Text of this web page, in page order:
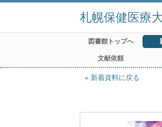
札幌保健医療
図書館トップへ
文献依頼
新着資料に戻る